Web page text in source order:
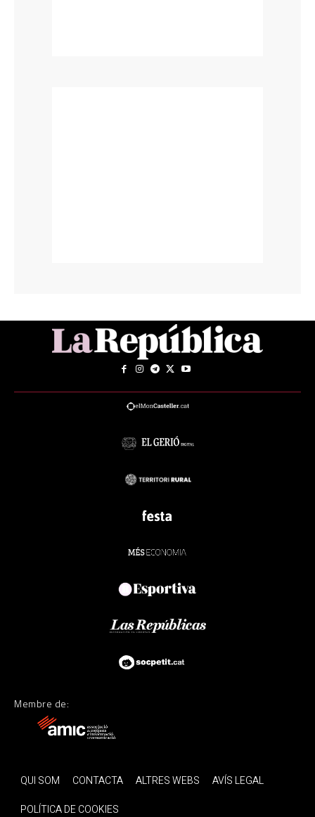
Membre de:
QUI SOM CONTACTA ALTRES WEBS
AVÍS LEGAL
POLÍTICA DE COOKIES